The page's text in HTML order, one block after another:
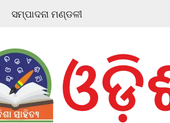
ସମ୍ପାଦନା ମଣ୍ଡଳୀ